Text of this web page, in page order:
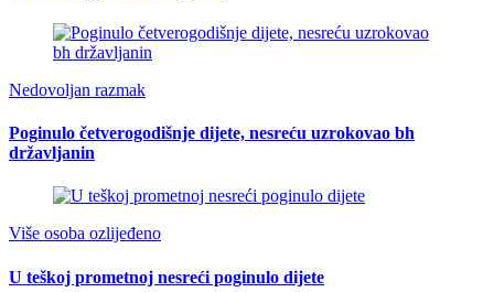
Nedovoljan razmak
Poginulo četverogodišnje dijete, nesreću uzrokovao bh
državljanin
Više osoba ozlijeđeno
U teškoj prometnoj nesreći poginulo dijete